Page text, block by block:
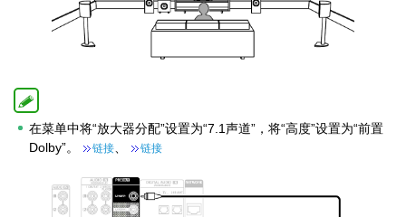
在菜单中将“放大器分配”设置为“7.1声道”，将“高度”设置为“前置
Dolby”。
链接 链接